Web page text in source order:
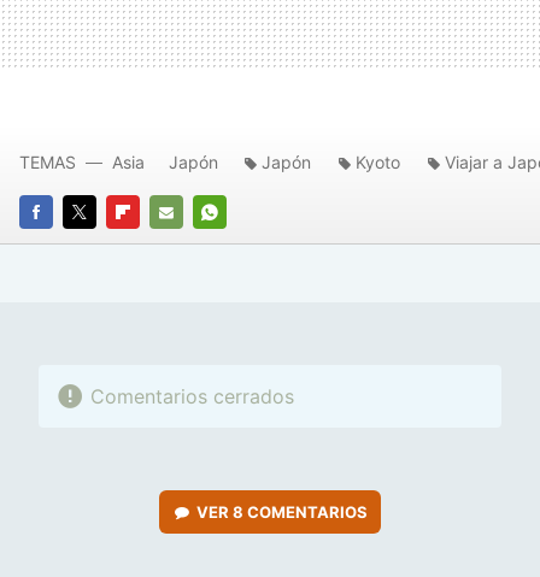
FACEBOOK
TWITTERFLIPBOARD
E-
WHATSAPP
TEMAS Asia Japón Japón Kyoto Viajar a
Comentarios cerrados
VER 8 COMENTARIOS